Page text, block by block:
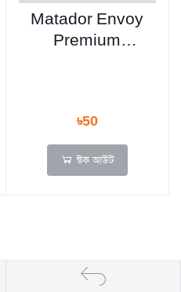
Matador Envoy
Premium
৳50
স্টক আউট